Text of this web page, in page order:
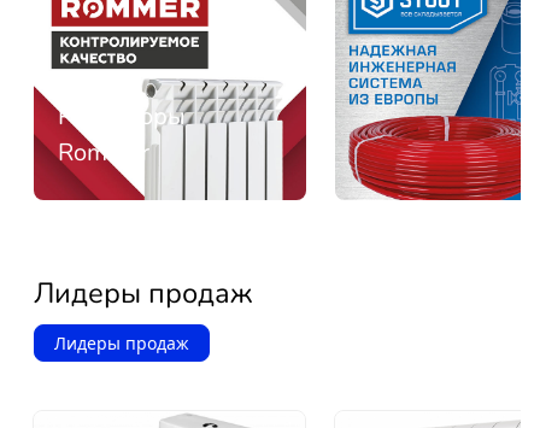
Радиаторы
Rommer
Лидеры продаж
Лидеры продаж